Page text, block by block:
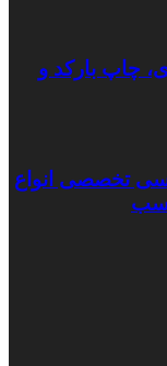
چاپ بارکد و
تخصصی انواع